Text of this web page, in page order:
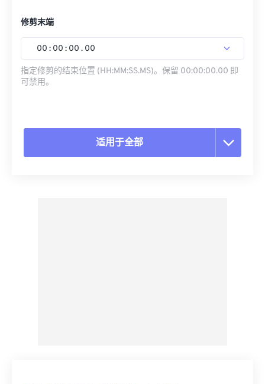
修剪末端
00 : 00 : 00 . 00
指定修剪的结束位置 (HH:MM:SS.MS)。保留 00:00:00.00 即
可禁用。
适用于全部